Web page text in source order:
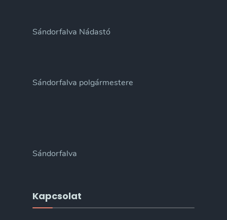
Sándorfalva Nádastó
Sándorfalva polgármestere
Sándorfalva
Kapcsolat